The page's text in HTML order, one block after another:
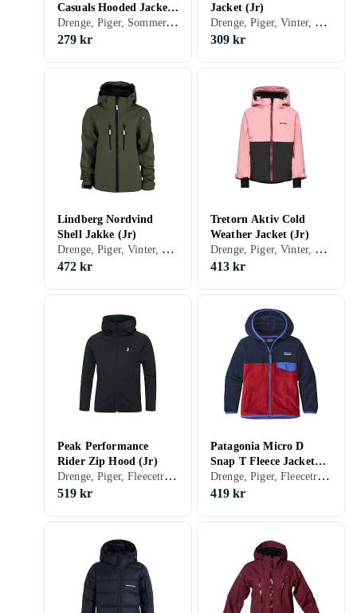
Casuals Hooded Jacket
(Jr)
Drenge, Piger, Sommer, Softshell/træningsjakke, 176, 152, 164, 128, 140, 116
279 kr
Jacket (Jr)
Drenge, Piger, Vinter, Forår/efterår, Softshell/træningsjakke, Vindjakke, 176, 152, 164, 128, 140, 116
309 kr
Lindberg Nordvind
Shell Jakke (Jr)
Drenge, Piger, Vinter, Forår/efterår, Shelljakke, 170, 150, 160, 130, 140, 120
472 kr
Tretorn Aktiv Cold
Weather Jacket (Jr)
Drenge, Piger, Vinter, 150, 152, 158, 160, 164, 122, 128, 134, 140, 146, 86, 90, 92, 98, 100, 104, 110, 116
413 kr
Peak Performance
Rider Zip Hood (Jr)
Drenge, Piger, Fleecetrøjer, 170, 150, 160, 130, 140
519 kr
Patagonia Micro D
Snap T Fleece Jacket
(Jr)
Drenge, Piger, Fleecetrøjer, 152, 164, 104
419 kr